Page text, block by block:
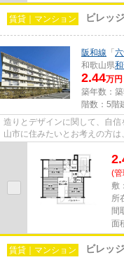
賃貸｜マンション ビレッ
阪和線 「
和歌山県
2.44万円
築年数：
階数：5階
造りとデザインに関して、自
山市に住みたいとお考えの方
(
敷
所
間
面
賃貸｜マンション ビレッ